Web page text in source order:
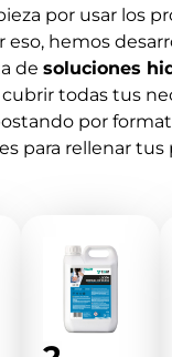
por usar los
eso, hemos
de soluciones
cubrir todas tus
por
para rellenar tus